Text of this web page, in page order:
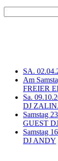
SA.
Am
FREIER
Sa.
DJ
Samstag
GUEST
Samstag
DJ ANDY